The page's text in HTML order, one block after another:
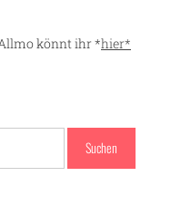
könnt ihr *hier*